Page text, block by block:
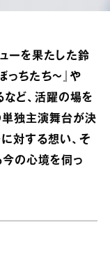
ーを果たした鈴
っちたち〜』や
など、活躍の場を
単独主演舞台が決
対する想い、そ
の心境を伺っ